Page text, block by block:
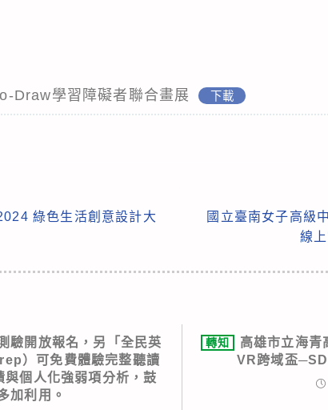
Draw學習障礙者聯合畫展 下載
綠色生活創意設計大
國立臺南女子高級
線
驗開放報名，另「全民英
）可免費體驗完整聽讀
個人化強弱項分析，鼓
加利用。
轉知
高雄市立海青
VR跨域盃